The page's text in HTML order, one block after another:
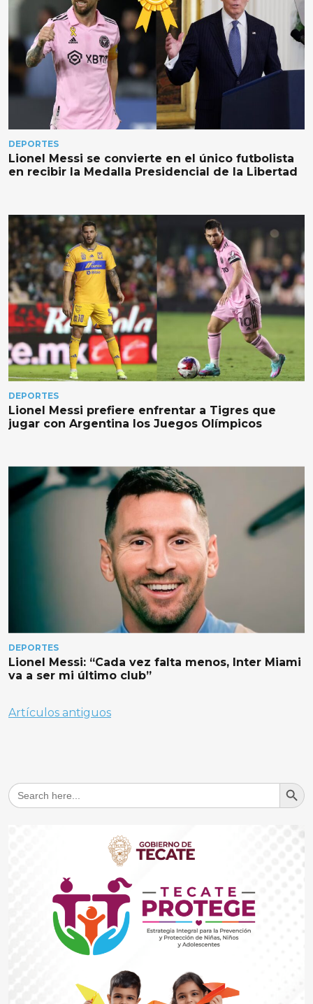
DEPORTES
Lionel Messi se convierte en el único futbolista
en recibir la Medalla Presidencial de la Libertad
DEPORTES
Lionel Messi prefiere enfrentar a Tigres que
jugar con Argentina los Juegos Olímpicos
DEPORTES
Lionel Messi: “Cada vez falta menos, Inter Miami
va a ser mi último club”
Navegación
Artículos antiguos
Search
for:
Search